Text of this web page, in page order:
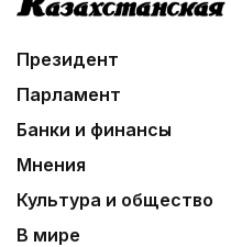
Президент
Парламент
Банки и финансы
Мнения
Культура и общество
В мире